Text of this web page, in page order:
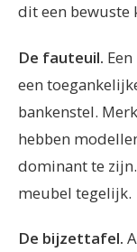
dit een bewuste
De fauteuil.
een
bankenstel.
hebben
dominant te
meubel tegelijk.
De bijzettafel.